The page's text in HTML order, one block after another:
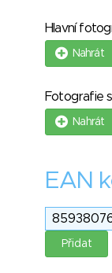
Hlavní
Nahrát
Fotografie
Nahrát
EAN